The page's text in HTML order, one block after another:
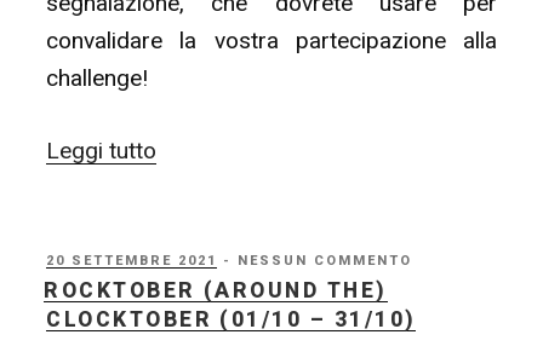
convalidare la vostra partecipazione alla
challenge!
Leggi tutto
Clocktober:
apertura
delle
PUBBLICATO
IL
20 SETTEMBRE 2021 - NESSUN COMMENTO
ROCKTOBER (AROUND THE)
CLOCKTOBER (01/10 – 31/10)